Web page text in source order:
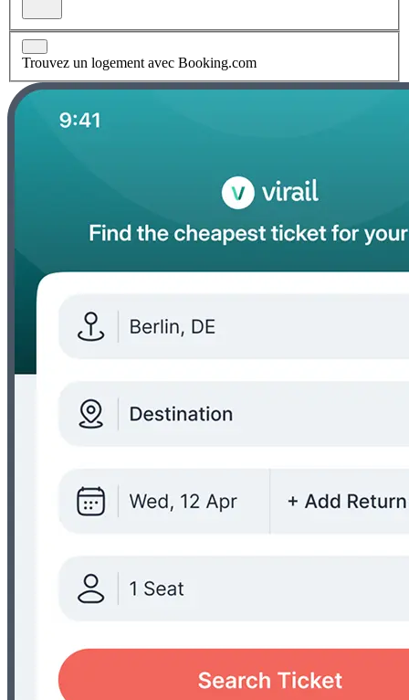
Trouvez un logement avec Booking.com